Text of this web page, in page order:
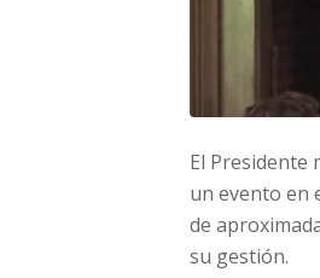
El Presidente
un evento en
de
su gestión.